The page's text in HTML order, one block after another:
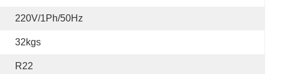
220V/1Ph/50Hz
32kgs
R22